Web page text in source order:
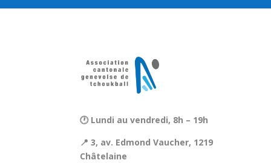
🕐 Lundi au vendredi, 8h – 19h
📍 3, av. Edmond Vaucher, 1219
Châtelaine